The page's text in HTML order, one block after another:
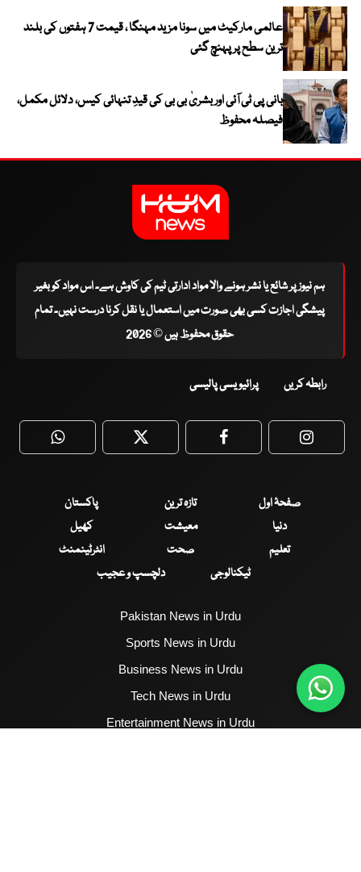
عالمی مارکیٹ میں سونا مزید مہنگا ، قیمت 7 ہفتوں کی بلند
ترین سطح پر پہنچ گئی
بانی پی ٹی آئی اور بشریٰ بی بی کی قیدِ تنہائی کیس، دلائل مکمل،
فیصلہ محفوظ
ہم نیوز پر شائع یا نشر ہونے والا مواد ادارتی ٹیم کی کاوش ہے۔ اس مواد کو بغیر
پیشگی اجازت کسی بھی صورت میں استعمال یا نقل کرنا درست نہیں۔ تمام
حقوق محفوظ ہیں © 2026
رابطہ کریں پرائیویسی پالیسی
WhatsApp Twitter Facebook
صفحۂ اول تازہ ترین
پاکستان
دنیا
معیشت
کھیل
تعلیم
صحت
انٹرٹینمنٹ
ٹیکنالوجی
دلچسپ و عجیب
Pakistan News in Urdu
Sports News in Urdu
Business News in Urdu
Tech News in Urdu
Entertainment News in Urdu